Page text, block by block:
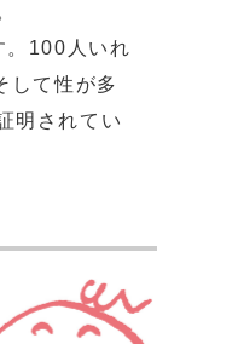
。100人いれ
して性が多
明されてい